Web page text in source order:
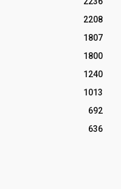
2208
1807
1800
1240
1013
692
636